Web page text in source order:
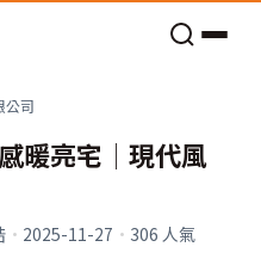
公司
暖亮宅│現代風
· 2025-11-27 · 306 人氣